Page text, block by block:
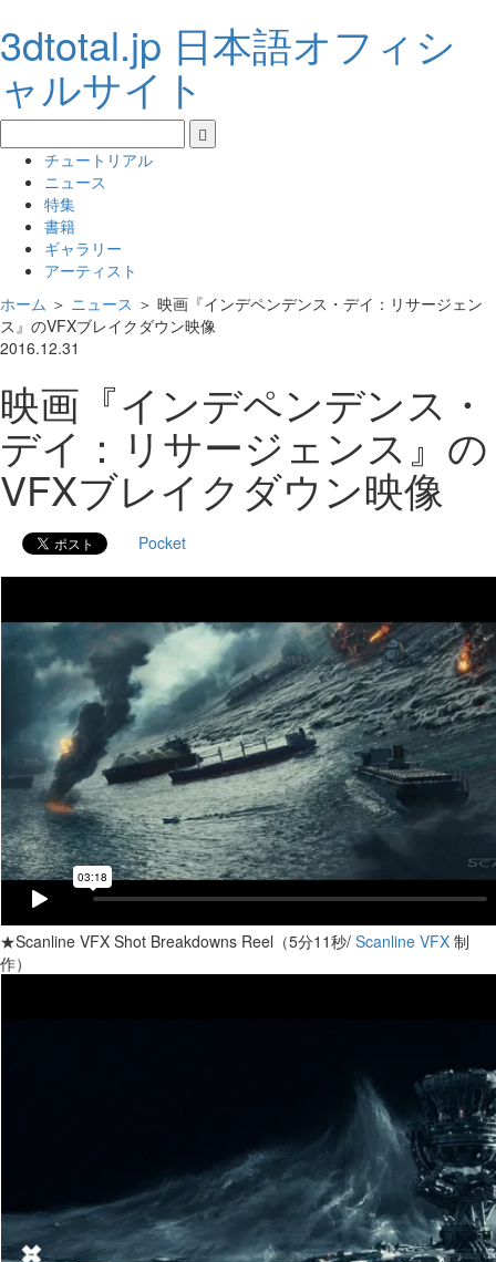
3dtotal.jp 日本語オフィシ
ャルサイト
チュートリアル
ニュース
特集
書籍
ギャラリー
アーティスト
ホーム ＞ ニュース ＞ 映画『インデペンデンス・デイ：リサージェン
ス』のVFXブレイクダウン映像
2016.12.31
映画『インデペンデンス・
デイ：リサージェンス』の
VFXブレイクダウン映像
Pocket
★Scanline VFX Shot Breakdowns Reel（5分11秒/ Scanline VFX 制
作）